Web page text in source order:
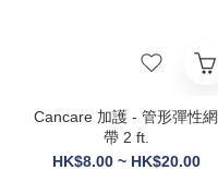
Cancare 加護 - 管形彈性網
帶 2 ft.
HK$8.00 ~ HK$20.00